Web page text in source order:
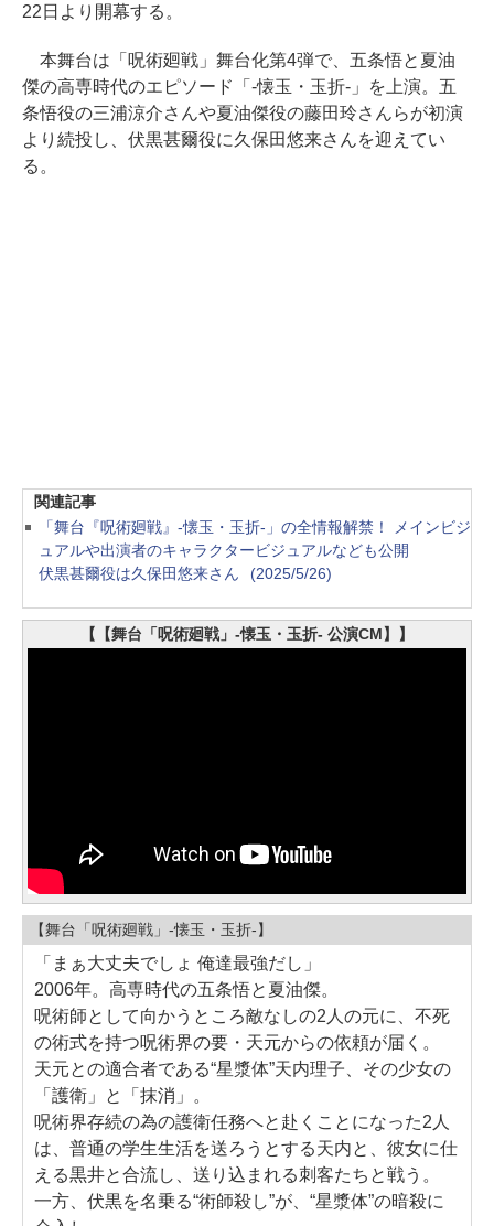
22日より開幕する。
本舞台は「呪術廻戦」舞台化第4弾で、五条悟と夏油
傑の高専時代のエピソード「-懐玉・玉折-」を上演。五
条悟役の三浦涼介さんや夏油傑役の藤田玲さんらが初演
より続投し、伏黒甚爾役に久保田悠来さんを迎えてい
る。
関連記事
「舞台『呪術廻戦』-懐玉・玉折-」の全情報解禁！ メインビジ
ュアルや出演者のキャラクタービジュアルなども公開
伏黒甚爾役は久保田悠来さん
(2025/5/26)
【【舞台「呪術廻戦」-懐玉・玉折- 公演CM】】
【舞台「呪術廻戦」-懐玉・玉折-】
「まぁ大丈夫でしょ 俺達最強だし」
2006年。高専時代の五条悟と夏油傑。
呪術師として向かうところ敵なしの2人の元に、不死
の術式を持つ呪術界の要・天元からの依頼が届く。
天元との適合者である“星漿体”天内理子、その少女の
「護衛」と「抹消」。
呪術界存続の為の護衛任務へと赴くことになった2人
は、普通の学生生活を送ろうとする天内と、彼女に仕
える黒井と合流し、送り込まれる刺客たちと戦う。
一方、伏黒を名乗る“術師殺し”が、“星漿体”の暗殺に